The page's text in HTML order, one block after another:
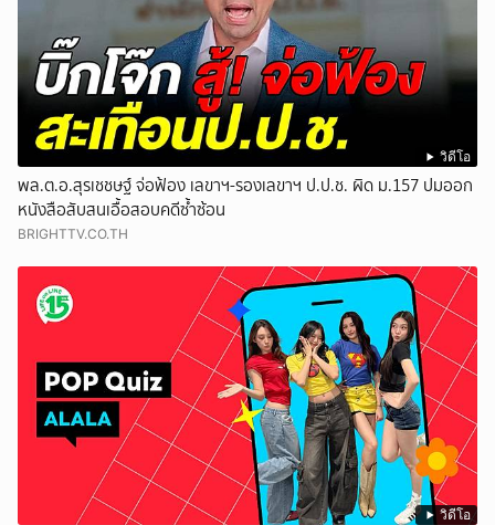
วิดีโอ
พล.ต.อ.สุรเชชษฐ์ จ่อฟ้อง เลขาฯ-รองเลขาฯ ป.ป.ช. ผิด ม.157 ปมออก
หนังสือสับสนเอื้อสอบคดีซ้ำซ้อน
BRIGHTTV.CO.TH
วิดีโอ